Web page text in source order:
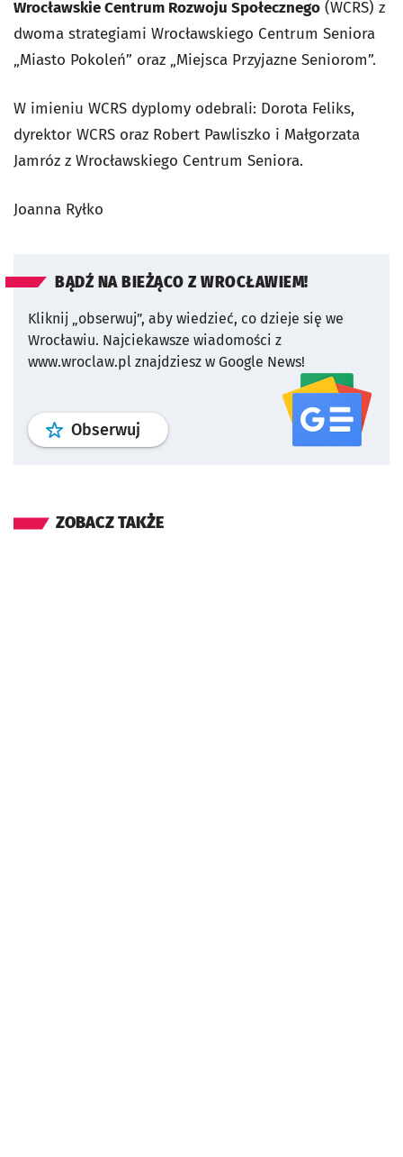
Wrocławskie Centrum Rozwoju Społecznego (WCRS) z
dwoma strategiami Wrocławskiego Centrum Seniora
„Miasto Pokoleń” oraz „Miejsca Przyjazne Seniorom”.
W imieniu WCRS dyplomy odebrali: Dorota Feliks,
dyrektor WCRS oraz Robert Pawliszko i Małgorzata
Jamróz z Wrocławskiego Centrum Seniora.
Joanna Ryłko
BĄDŹ NA BIEŻĄCO Z WROCŁAWIEM!
Kliknij „obserwuj”, aby wiedzieć, co dzieje się we
Wrocławiu. Najciekawsze wiadomości z
www.wroclaw.pl znajdziesz w Google News!
Obserwuj profil serwisu
ZOBACZ TAKŻE